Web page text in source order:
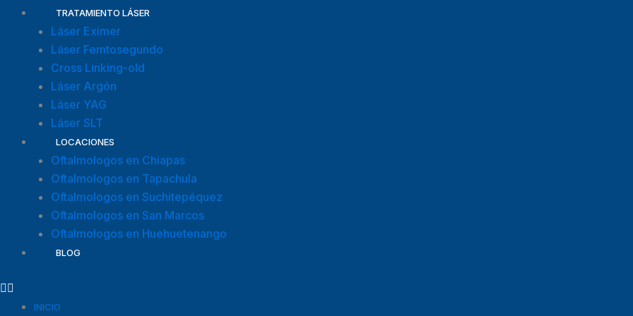
TRATAMIENTO LÁSER
Láser Eximer
Láser Femtosegundo
Cross Linking-old
Láser Argón
Láser YAG
Láser SLT
LOCACIONES
Oftalmologos en Chiapas
Oftalmologos en Tapachula
Oftalmologos en Suchitepéquez
Oftalmologos en San Marcos
Oftalmologos en Huehuetenango
BLOG
INICIO